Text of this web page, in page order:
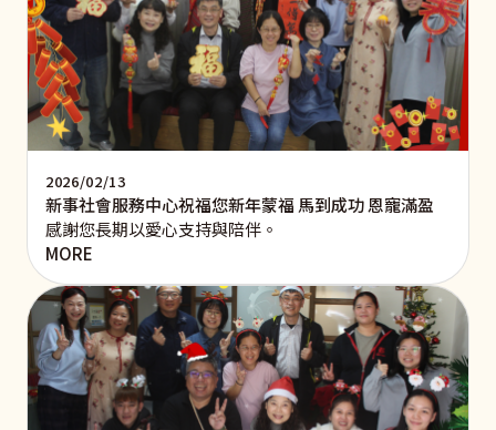
2026/02/13
新事社會服務中心祝福您新年蒙福 馬到成功 恩寵滿盈
感謝您長期以愛心支持與陪伴。
MORE